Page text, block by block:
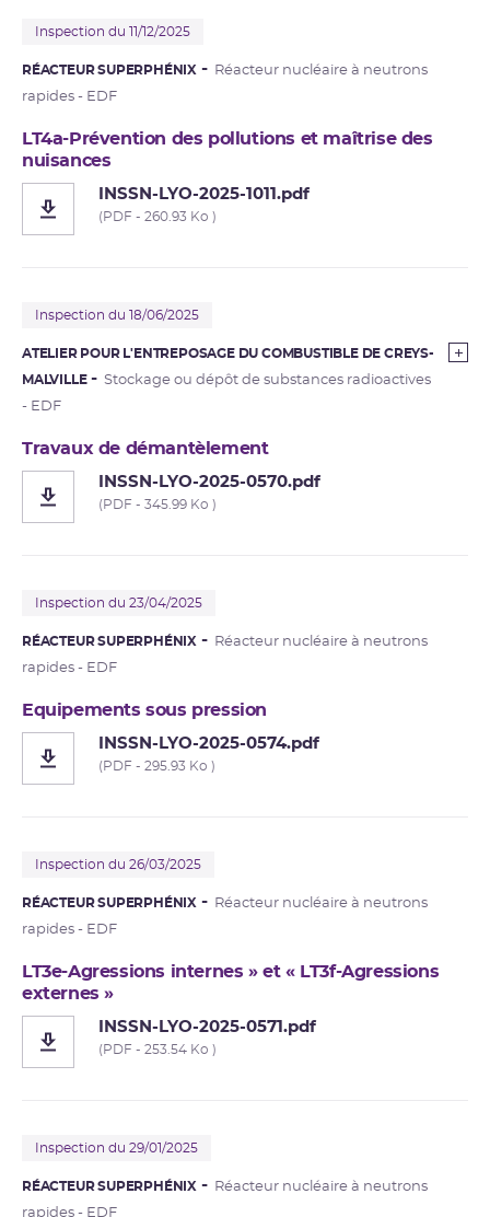
Inspection du 11/12/2025
RÉACTEUR SUPERPHÉNIX
Réacteur nucléaire à neutrons
rapides - EDF
LT4a-Prévention des pollutions et maîtrise des
nuisances
INSSN-LYO-2025-1011.pdf
(PDF - 260.93 Ko )
Inspection du 18/06/2025
ATELIER POUR L'ENTREPOSAGE DU COMBUSTIBLE DE CREYS-
MALVILLE
Stockage ou dépôt de substances radioactives
- EDF
Travaux de démantèlement
INSSN-LYO-2025-0570.pdf
(PDF - 345.99 Ko )
Inspection du 23/04/2025
RÉACTEUR SUPERPHÉNIX
Réacteur nucléaire à neutrons
rapides - EDF
Equipements sous pression
INSSN-LYO-2025-0574.pdf
(PDF - 295.93 Ko )
Inspection du 26/03/2025
RÉACTEUR SUPERPHÉNIX
Réacteur nucléaire à neutrons
rapides - EDF
LT3e-Agressions internes » et « LT3f-Agressions
externes »
INSSN-LYO-2025-0571.pdf
(PDF - 253.54 Ko )
Inspection du 29/01/2025
RÉACTEUR SUPERPHÉNIX
Réacteur nucléaire à neutrons
rapides - EDF